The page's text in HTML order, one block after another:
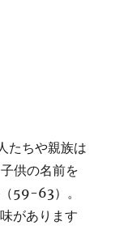
たちや親族は
供の名前を
59-63）。
があります